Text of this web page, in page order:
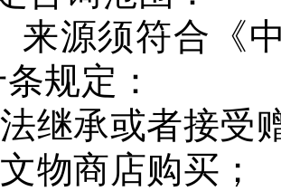
来源须符合《
规定：
继承或者接受
物商店购买；